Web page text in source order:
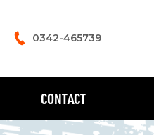
CONTACT
0342-465739